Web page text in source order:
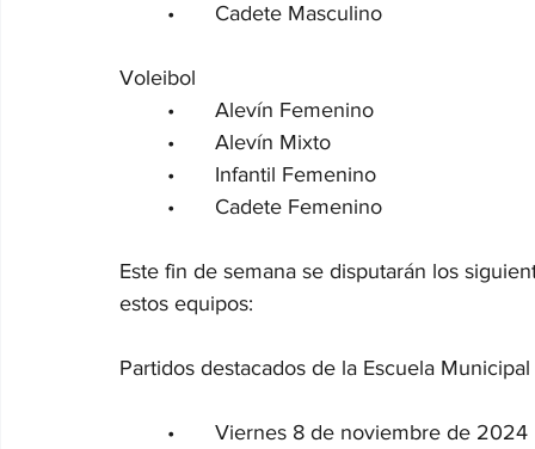
	•	Cadete Masculino
Voleibol
	•	Alevín Femenino
	•	Alevín Mixto
	•	Infantil Femenino
	•	Cadete Femenino
Este fin de semana se disputarán los
estos equipos:
Partidos destacados de la Escuela
	•	Viernes 8 de noviembre de 2024